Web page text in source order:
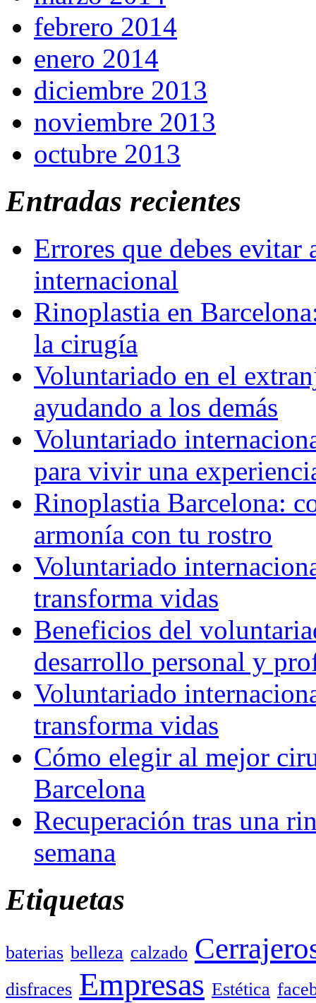
febrero 2014
enero 2014
diciembre 2013
noviembre 2013
octubre 2013
Entradas recientes
Errores que debes
internacional
Rinoplastia en
la cirugía
Voluntariado en el
ayudando a los demás
Voluntariado
para vivir una
Rinoplastia Barcelona:
armonía con tu rostro
Voluntariado
transforma vidas
Beneficios del
desarrollo personal y
Voluntariado
transforma vidas
Cómo elegir al mejor
Barcelona
Recuperación tras una
semana
Etiquetas
baterias belleza calzado
disfraces Empresas Estética